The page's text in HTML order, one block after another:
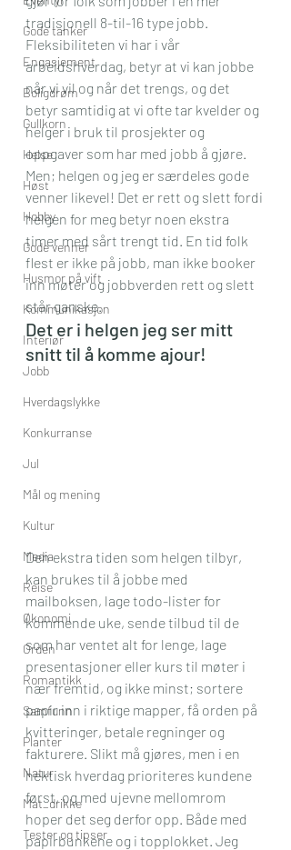
Gode tanker
Engasjement
Boligdrøm
Gullkorn
Helse
Høst
Hobby
Gode venner
Husmor på vift
Kommunikasjon
Interiør
Jobb
Hverdagslykke
Konkurranse
Jul
Mål og mening
Kultur
Media
Reise
Økonomi
Orden
Romantikk
Samfunn
Planter
Natur
Mat_drikke
Tester og tipser
tradisjonell 8-til-16 type jobb.
Fleksibiliteten vi har i vår
arbeidshverdag, betyr at vi kan jobbe
når vi vil og når det trengs, og det
betyr samtidig at vi ofte tar kvelder og
helger i bruk til prosjekter og
oppgaver som har med jobb å gjøre.
Men; helgen og jeg er særdeles gode
venner likevel! Det er rett og slett fordi
helgen for meg betyr noen ekstra
timer med sårt trengt tid. En tid folk
flest er ikke på jobb, man ikke booker
inn møter og jobbverden rett og slett
står ganske.
Det er i helgen jeg ser mitt
snitt til å komme ajour!
Den ekstra tiden som helgen tilbyr,
kan brukes til å jobbe med
mailboksen, lage todo-lister for
kommende uke, sende tilbud til de
som har ventet alt for lenge, lage
presentasjoner eller kurs til møter i
nær fremtid, og ikke minst; sortere
papir inn i riktige mapper, få orden på
kvitteringer, betale regninger og
fakturere. Slikt må gjøres, men i en
hektisk hverdag prioriteres kundene
først, og med ujevne mellomrom
hoper det seg derfor opp. Både med
papirbunkene og i topplokket. Jeg